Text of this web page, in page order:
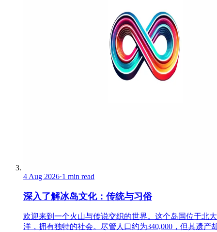
4 Aug 2026·1 min read
深入了解冰岛文化：传统与习俗
欢迎来到一个火山与传说交织的世界。这个岛国位于北
洋，拥有独特的社会。尽管人口约为340,000，但其遗产